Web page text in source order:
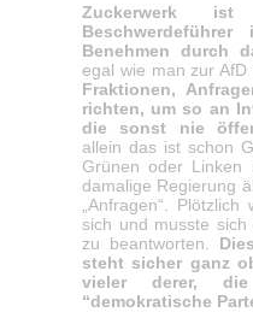
Zuckerwerk ist
Benehmen durch
egal wie man zur AfD
Fraktionen,
richten, um so an
die sonst nie
allein das ist schon
Grünen oder
damalige Regierung
„Anfragen“.
sich und musste sich
zu beantworten.
steht sicher ganz
vieler derer,
“demokratische